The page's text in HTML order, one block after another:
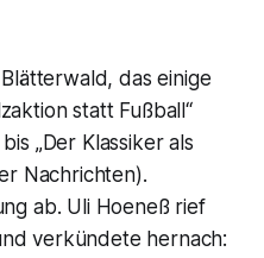
das einige
statt Fußball“
„Der Klassiker als
Nachrichten).
ab. Uli Hoeneß rief
verkündete hernach: